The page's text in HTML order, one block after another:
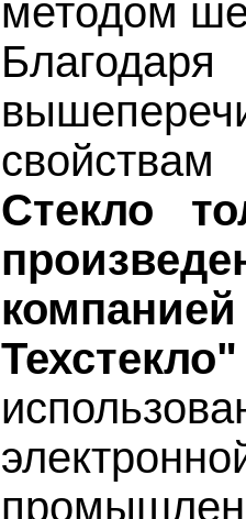
методом
Благодаря
Стекло
Техстекло"